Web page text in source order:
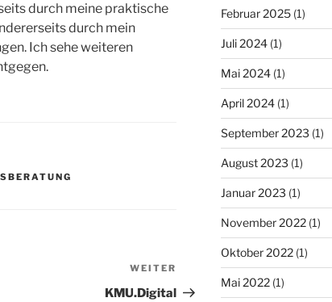
durch meine praktische
durch mein
Ich sehe weiteren
Nächster
Beitrag
WEITER
KMU.Digital
Februar 2025(1)
Juli 2024(1)
Mai 2024(1)
April 2024(1)
September 2023 (1)
August 2023 (1)
Januar 2023 (1)
November 2022(1)
Oktober 2022(1)
Mai 2022(1)